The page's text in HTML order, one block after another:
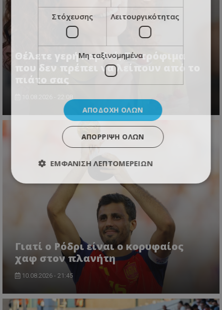
Θέλετε γερή καρδιά; Τα τρόφιμα
που δεν πρέπει να λείπουν από το
πιάτο σας
Γιατί ο Ρόδρι είναι ο κορυφαίος
χαφ στον πλανήτη
10.08.2026 - 21:45
Στόχευσης Λειτουργικότητας
Μη ταξινομημένα
ΑΠΟΔΟΧΉ ΌΛΩΝ
ΑΠΌΡΡΙΨΗ ΌΛΩΝ
ΕΜΦΆΝΙΣΗ ΛΕΠΤΟΜΕΡΕΙΏΝ